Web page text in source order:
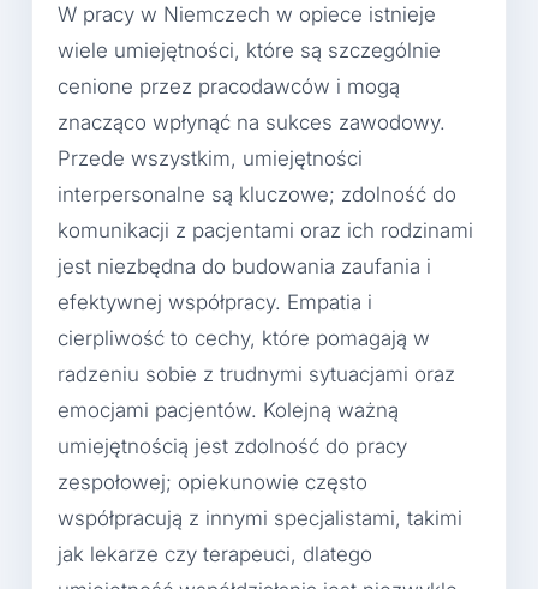
W pracy w Niemczech w opiece istnieje
wiele umiejętności, które są szczególnie
cenione przez pracodawców i mogą
znacząco wpłynąć na sukces zawodowy.
Przede wszystkim, umiejętności
interpersonalne są kluczowe; zdolność do
komunikacji z pacjentami oraz ich rodzinami
jest niezbędna do budowania zaufania i
efektywnej współpracy. Empatia i
cierpliwość to cechy, które pomagają w
radzeniu sobie z trudnymi sytuacjami oraz
emocjami pacjentów. Kolejną ważną
umiejętnością jest zdolność do pracy
zespołowej; opiekunowie często
współpracują z innymi specjalistami, takimi
jak lekarze czy terapeuci, dlatego